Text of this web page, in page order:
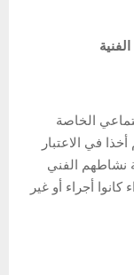
الخاصة
في الاعتبار
نشاطهم الفني
أجراء أو غير